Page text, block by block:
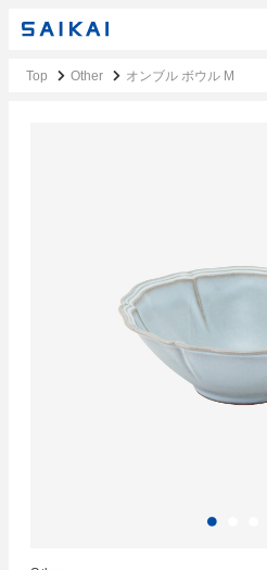
Top Other オンブル ボウル M